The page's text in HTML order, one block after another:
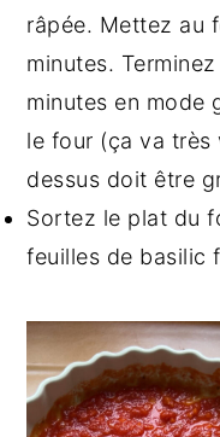
râpée. Mettez au
minutes.
minutes en mode
le four (ça va très
dessus doit être
Sortez le plat du
feuilles de basilic